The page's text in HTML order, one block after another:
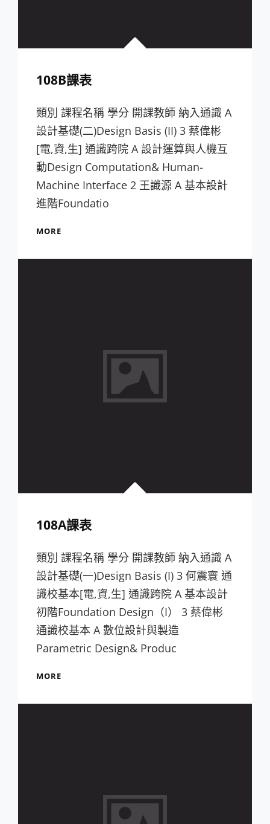
108B課表
類別 課程名稱 學分 開課教師 納入通識 A
設計基礎(二)Design Basis (II) 3 蔡偉彬
[電,資,生] 通識跨院 A 設計運算與人機互
動Design Computation& Human-
Machine Interface 2 王識源 A 基本設計
進階Foundatio
MORE
108A課表
類別 課程名稱 學分 開課教師 納入通識 A
設計基礎(一)Design Basis (I) 3 何震寰 通
識校基本[電,資,生] 通識跨院 A 基本設計
初階Foundation Design（I） 3 蔡偉彬
通識校基本 A 數位設計與製造
Parametric Design& Produc
MORE